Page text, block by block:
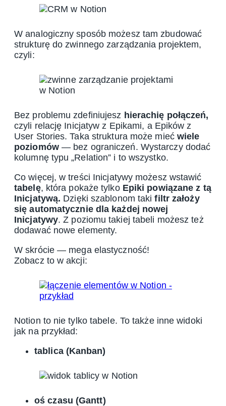
W analogiczny sposób możesz tam zbudować
strukturę do zwinnego zarządzania projektem,
czyli:
Bez problemu zdefiniujesz hierachię połączeń,
czyli relację Inicjatyw z Epikami, a Epików z
User Stories. Taka struktura może mieć wiele
poziomów — bez ograniczeń. Wystarczy dodać
kolumnę typu „Relation” i to wszystko.
Co więcej, w treści Inicjatywy możesz wstawić
tabelę, która pokaże tylko Epiki powiązane z tą
Inicjatywą. Dzięki szablonom takifiltr założy
się automatycznie dla każdej nowej
Inicjatywy. Z poziomu takiej tabeli możesz też
dodawać nowe elementy.
W skrócie — mega elastyczność!
Zobacz to w akcji:
Notion to nie tylko tabele. To także inne widoki
jak na przykład:
tablica (Kanban)
oś czasu (Gantt)